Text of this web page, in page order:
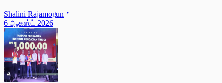
Shalini Rajamogun
6 ஆகஸ்ட் 2026